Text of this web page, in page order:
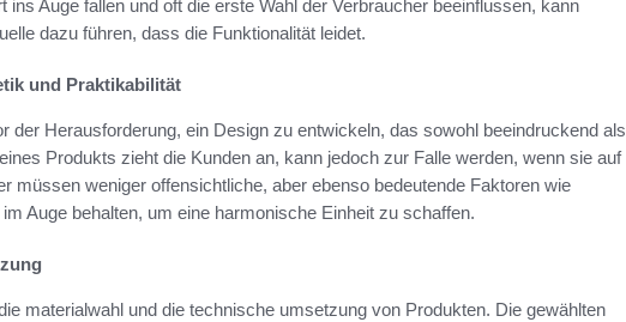
Auge fallen und oft die erste Wahl der Verbraucher beeinflussen, kann
dazu führen, dass die Funktionalität leidet.
und Praktikabilität
der Herausforderung, ein Design zu entwickeln, das sowohl beeindruckend als
Produkts zieht die Kunden an, kann jedoch zur Falle werden, wenn sie auf
müssen weniger offensichtliche, aber ebenso bedeutende Faktoren wie
Auge behalten, um eine harmonische Einheit zu schaffen.
materialwahl und die technische umsetzung von Produkten. Die gewählten